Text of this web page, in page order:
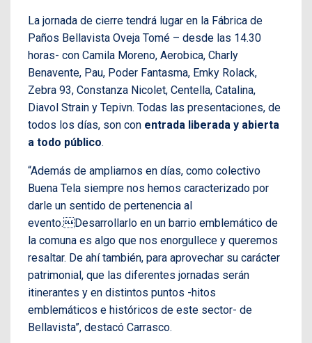
La jornada de cierre tendrá lugar en la Fábrica de
Paños Bellavista Oveja Tomé – desde las 14.30
horas- con Camila Moreno, Aerobica, Charly
Benavente, Pau, Poder Fantasma, Emky Rolack,
Zebra 93, Constanza Nicolet, Centella, Catalina,
Diavol Strain y Tepivn. Todas las presentaciones, de
todos los días, son con entrada liberada y abierta
a todo público.
“Además de ampliarnos en días, como colectivo
Buena Tela siempre nos hemos caracterizado por
darle un sentido de pertenencia al
evento.Desarrollarlo en un barrio emblemático de
la comuna es algo que nos enorgullece y queremos
resaltar. De ahí también, para aprovechar su carácter
patrimonial, que las diferentes jornadas serán
itinerantes y en distintos puntos -hitos
emblemáticos e históricos de este sector- de
Bellavista”, destacó Carrasco.